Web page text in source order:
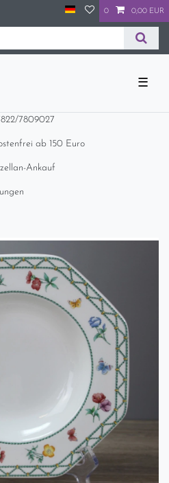
0 0,00 EUR
☰
7809027
ab 150 Euro
Ankauf